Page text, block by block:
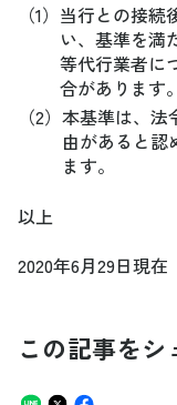
（1） 当行との接続
い、基準を満
等代行業者に
合があります。
（2） 本基準は、法
由があると認
ます。
以上
2020年6月29日現在
この記事をシ